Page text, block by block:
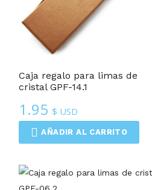
Caja regalo para limas de
cristal GPF-14.1
1.95$ USD
AÑADIR AL CARRITO
Cajas Regalo